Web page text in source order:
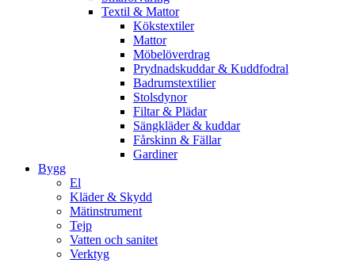
Textil & Mattor
Kökstextiler
Mattor
Möbelöverdrag
Prydnadskuddar & Kuddfodral
Badrumstextilier
Stolsdynor
Filtar & Plädar
Sängkläder & kuddar
Fårskinn & Fällar
Gardiner
Bygg
El
Kläder & Skydd
Mätinstrument
Tejp
Vatten och sanitet
Verktyg